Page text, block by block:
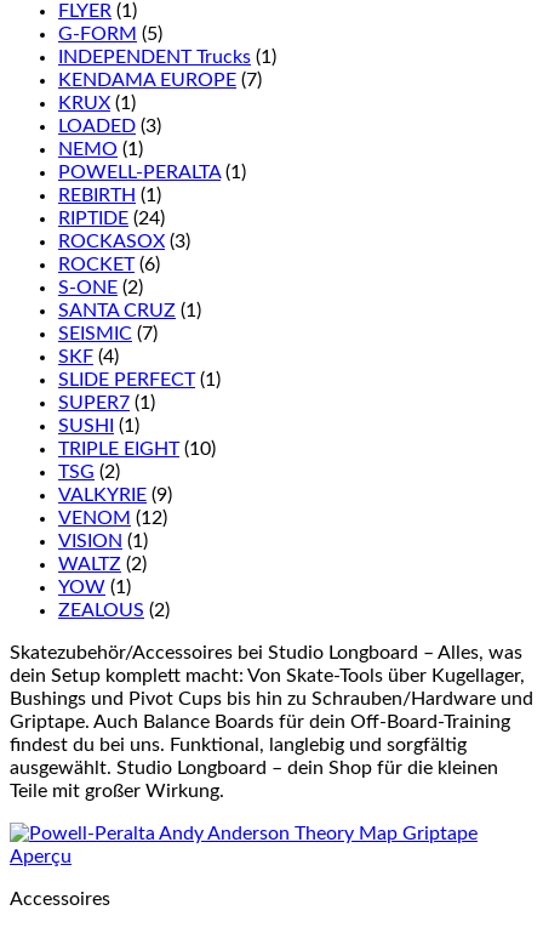
FLYER (1)
G-FORM (5)
INDEPENDENT Trucks (1)
KENDAMA EUROPE (7)
KRUX (1)
LOADED (3)
NEMO (1)
POWELL-PERALTA (1)
REBIRTH (1)
RIPTIDE (24)
ROCKASOX (3)
ROCKET (6)
S-ONE (2)
SANTA CRUZ (1)
SEISMIC (7)
SKF (4)
SLIDE PERFECT (1)
SUPER7 (1)
SUSHI
(1)
TRIPLE EIGHT (10)
TSG (2)
VALKYRIE (9)
VENOM (12)
VISION (1)
WALTZ (2)
YOW (1)
ZEALOUS (2)
Skatezubehör/Accessoires bei Studio Longboard – Alles, was
dein Setup komplett macht: Von Skate-Tools über Kugellager,
Bushings und Pivot Cups bis hin zu Schrauben/Hardware und
Griptape. Auch Balance Boards für dein Off-Board-Training
findest du bei uns. Funktional, langlebig und sorgfältig
ausgewählt. Studio Longboard – dein Shop für die kleinen
Teile mit großer Wirkung.
Aperçu
Accessoires